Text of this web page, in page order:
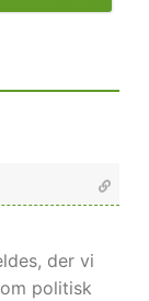
der vi
politisk